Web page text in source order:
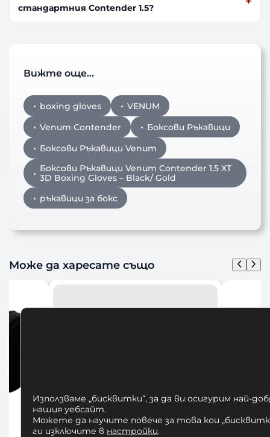
стандартния Contender 1.5?
Вижте още…
boxing gloves
VENUM
Venum Contender
Боксови Ръкавици
Боксови Ръкавици Venum
Боксови Ръкавици Venum Contender 1.5 XT
3D Boxing Gloves – Black/ Gold
ръкавици за бокс
Може да харесате също
Използваме „бисквитки“, за да ви осигурим най-
нашия уебсайт.
Можете да научите повече за това кои
ги изключите в настройки.